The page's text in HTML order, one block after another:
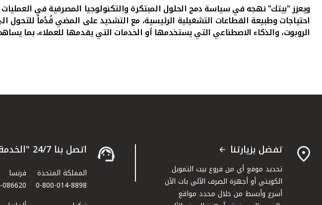
ويعزز "بيتك" نهجه في سياسة دمج الحلول المبتكرة والتكنولوجيا المصرفية في
احتياجات وطبيعة القطاعات التشغيلية الرئيسية، مع التشديد على المضي قُدُماً
الروبوت، والذكاء الاصطناعي التي يستخدمها أو الخدمات التي يقدمها للعملاء، بما
تفضل بزيارتنا
تحديد موقع أي من فروع بيت التمويل
الكويتي أو أجهزة الصرف الآلي بات الآن
أسرع وأبسط من خلال محدد مواقع
اتصل بنا 24/7 "الخدمة الهاتفية" 1803333
المملكة المتحدة
0-800-014-8898
فرنسا